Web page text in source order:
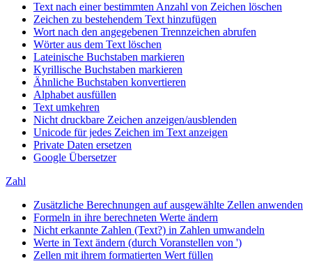
Text nach einer bestimmten Anzahl von Zeichen löschen
Zeichen zu bestehendem Text hinzufügen
Wort nach den angegebenen Trennzeichen abrufen
Wörter aus dem Text löschen
Lateinische Buchstaben markieren
Kyrillische Buchstaben markieren
Ähnliche Buchstaben konvertieren
Alphabet ausfüllen
Text umkehren
Nicht druckbare Zeichen anzeigen/ausblenden
Unicode für jedes Zeichen im Text anzeigen
Private Daten ersetzen
Google Übersetzer
Zahl
Zusätzliche Berechnungen auf ausgewählte Zellen anwenden
Formeln in ihre berechneten Werte ändern
Nicht erkannte Zahlen (Text?) in Zahlen umwandeln
Werte in Text ändern (durch Voranstellen von ')
Zellen mit ihrem formatierten Wert füllen